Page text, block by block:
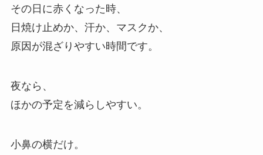
その日に赤くなった時、
日焼け止めか、汗か、マスクか、
原因が混ざりやすい時間です。
夜なら、
ほかの予定を減らしやすい。
小鼻の横だけ。